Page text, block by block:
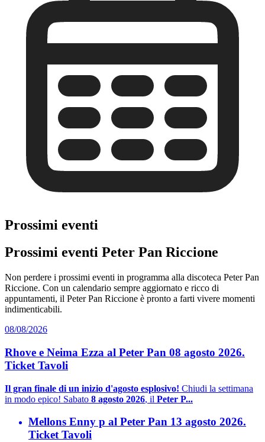
Prossimi eventi
Prossimi eventi Peter Pan Riccione
Non perdere i prossimi eventi in programma alla discoteca Peter Pan
Riccione. Con un calendario sempre aggiornato e ricco di
appuntamenti, il Peter Pan Riccione è pronto a farti vivere momenti
indimenticabili.
08/08/2026
Rhove e Neima Ezza al Peter Pan 08 agosto 2026.
Ticket Tavoli
Il gran finale di un inizio d'agosto esplosivo! Chiudi la settimana
in modo epico! Sabato 8 agosto 2026, il Peter P...
Mellons Enny p al Peter Pan 13 agosto 2026.
Ticket Tavoli